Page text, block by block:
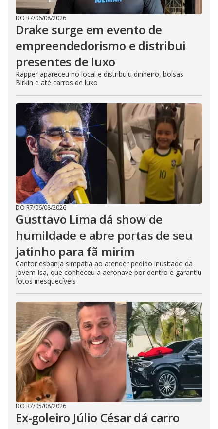
DO R7/06/08/2026
Drake surge em evento de
empreendedorismo e distribui
presentes de luxo
Rapper apareceu no local e distribuiu dinheiro, bolsas
Birkin e até carros de luxo
DO R7/06/08/2026
Gusttavo Lima dá show de
humildade e abre portas de seu
jatinho para fã mirim
Cantor esbanja simpatia ao atender pedido inusitado da
jovem Isa, que conheceu a aeronave por dentro e garantiu
fotos inesquecíveis
DO R7/05/08/2026
Ex-goleiro Júlio César dá carro